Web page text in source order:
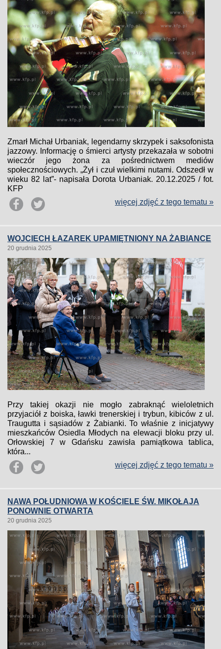
Zmarł Michał Urbaniak, legendarny skrzypek i saksofonista
jazzowy. Informację o śmierci artysty przekazała w sobotni
wieczór jego żona za pośrednictwem mediów
społecznościowych. „Żył i czuł wielkimi nutami. Odszedł w
wieku 82 lat”- napisała Dorota Urbaniak. 20.12.2025 / fot.
KFP
więcej zdjęć z tego tematu »
WOJCIECH ŁAZAREK UPAMIĘTNIONY NA ŻABIANCE
20 grudnia 2025
Przy takiej okazji nie mogło zabraknąć wieloletnich
przyjaciół z boiska, ławki trenerskiej i trybun, kibiców z ul.
Traugutta i sąsiadów z Żabianki. To właśnie z inicjatywy
mieszkańców Osiedla Młodych na elewacji bloku przy ul.
Orłowskiej 7 w Gdańsku zawisła pamiątkowa tablica,
która...
więcej zdjęć z tego tematu »
NAWA POŁUDNIOWA W KOŚCIELE ŚW. MIKOŁAJA
PONOWNIE OTWARTA
20 grudnia 2025